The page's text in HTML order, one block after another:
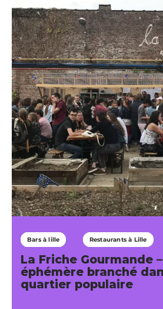
Bars à lille Restaurants à Lille
La Friche Gourmande
éphémère branché
quartier populaire